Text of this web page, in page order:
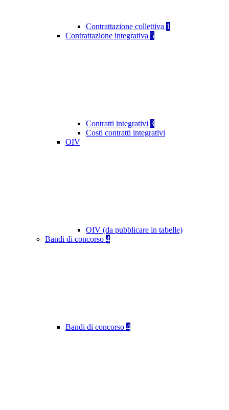
Contrattazione collettiva 1
Contrattazione integrativa 5
Contratti integrativi 3
Costi contratti integrativi
OIV
OIV (da pubblicare in tabelle)
Bandi di concorso 4
Bandi di concorso 4